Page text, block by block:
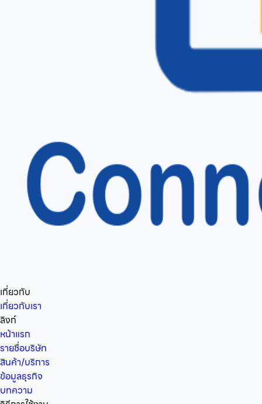
เกี่ยวกับ
เกี่ยวกับเรา
ลิงก์
หน้าแรก
รายชื่อบริษัท
สินค้า/บริการ
ข้อมูลธุรกิจ
บทความ